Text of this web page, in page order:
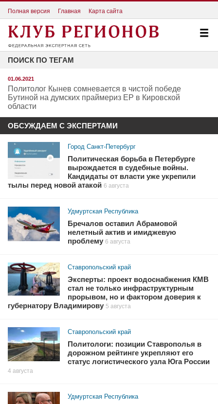
Полная версия Главная Карта сайта
ПОИСК ПО ТЕГАМ
01.06.2021
Политолог Кынев сомневается в чистой победе
Бутиной на думских праймериз ЕР в Кировской
области
ОБСУЖДАЕМ С ЭКСПЕРТАМИ
Город Санкт-Петербург
Политическая борьба в Петербурге
вырождается в судебные войны.
Кандидаты от власти уже укрепили
тылы перед новой атакой 6 августа
Удмуртская Республика
Бречалов оставил Абрамовой
нелетный актив и имиджевую
проблему 6 августа
Ставропольский край
Эксперты: проект водоснабжения КМВ
стал не только инфраструктурным
прорывом, но и фактором доверия к
губернатору Владимирову 5 августа
Ставропольский край
Политологи: позиции Ставрополья в
дорожном рейтинге укрепляют его
статус логистического узла Юга России
4 августа
Удмуртская Республика